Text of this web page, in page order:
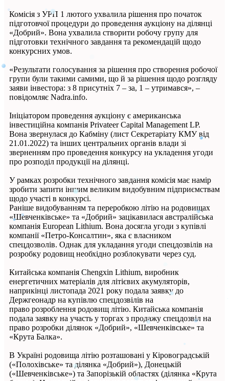
Комісія з УРП 1 лютого ухвалила рішення про початок
підготовчої процедури до проведення аукціону на ділянці
«Добрий». Вона ухвалила створити робочу групу для
підготовки технічного завдання та рекомендацій щодо
конкурсних умов.
«Результати голосування за рішення про створення робочої
групи були такими самими, що й за рішення щодо розгляду
заяви інвестора: з 8 присутніх 7 – за, 1 – утримався», –
повідомляє Nadra.info.
Ініціатором проведення аукціону є американська
інвестиційна компанія Privateer Capital Management LP.
Вона звернулася до Кабміну (лист Секретаріату КМУ від
21.01.2022) та інших центральних органів влади зі
зверненням про проведення конкурсу на укладення угоди
про розподіл продукції на ділянці.
У рамках розробки технічного завдання комісія має намір
зробити запити іншим великим видобувним підприємствам
щодо участі в конкурсі.
Раніше видобуванням та переробкою літію на родовищах
«Шевченківське» та «Добрий» зацікавилася австралійська
компанія European Lithium. Вона досягла угоди з купівлі
компанії «Петро-Консалтин», яка є власником
спецдозволів. Однак для укладання угоди спецдозвілів на
розробку родовищ необхідно розблокувати через суд.
Китайська компанія Chengxin Lithium, виробник
енергетичних матеріалів для літієвих акумуляторів,
наприкінці листопада 2021 року подала заявку до
Держгеонадр на купівлю спецдозвілів на
право розроблення родовищ літію. Китайська компанія
подала заявку на участь у торгах з продажу спецдозвіл на
право розробки ділянок «Добрий», «Шевченківське» та
«Крута Балка».
В Україні родовища літію розташовані у Кіровоградській
(«Полохівське» та ділянка «Добрий»), Донецькій
(«Шевченківське») та Запорізькій областях (ділянка «Крута